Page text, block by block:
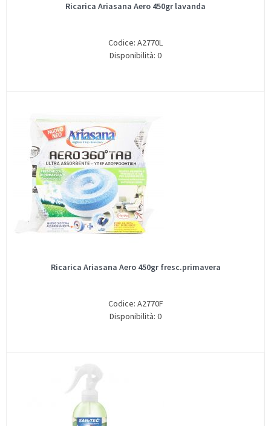
Ricarica Ariasana Aero 450gr lavanda
Codice: A2770L
Disponibilità: 0
Ricarica Ariasana Aero 450gr fresc.primavera
Codice: A2770F
Disponibilità: 0